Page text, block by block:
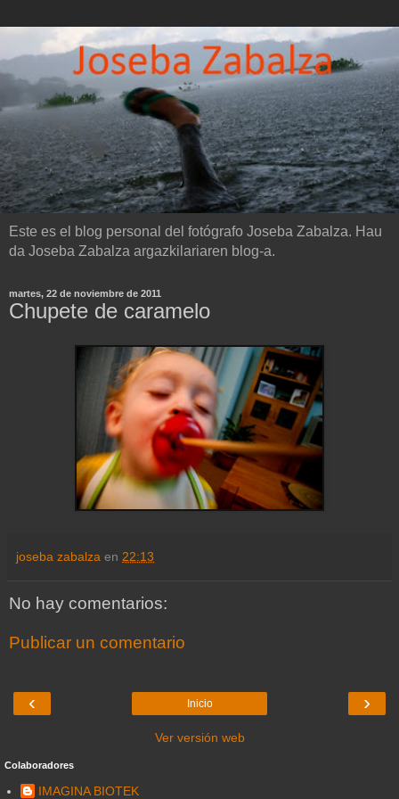
Este es el blog personal del fotógrafo Joseba Zabalza. Hau
da Joseba Zabalza argazkilariaren blog-a.
martes, 22 de noviembre de 2011
Chupete de caramelo
joseba zabalza en 22:13
No hay comentarios:
Publicar un comentario
‹ ›
Inicio
Ver versión web
Colaboradores
IMAGINA BIOTEK